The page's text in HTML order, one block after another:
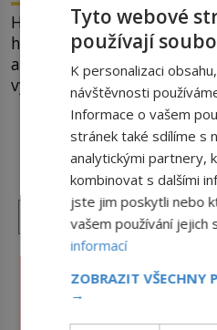
Hřbitov jako jeviště pro
hrobovými místy půda
a vědomí konečnosti lidské
výjimky, kde pohřební
kapesníky nikoli při
pohledu na výši vyměřené
v nezaměstnanosti. Kam
hřbitov, který si vysloužil
v rumunské vesnici
DALŠÍ ČLÁNKY
Tyto webové
používají
K personalizaci
návštěvnosti
Informace o vašem
stránek také sdílíme s
analytickými partnery,
kombinovat s dalšími
jste jim poskytli nebo
vašem používání jejich
informací
ZOBRAZIT VŠECHNY
→